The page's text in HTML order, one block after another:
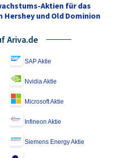
Aktien für das
und Old Dominion
Ariva.de
SAP Aktie
Nvidia Aktie
Microsoft Aktie
Infineon Aktie
Siemens Energy Aktie